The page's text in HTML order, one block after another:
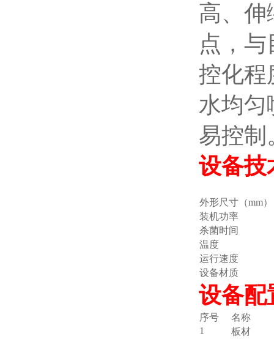
高、伸
点，
控化程
水均匀
易控制
设备
外形尺寸（mm）
装机功率
杀菌时间
温度
运行速度
设备材质
设备配
序号
名称
1
板材